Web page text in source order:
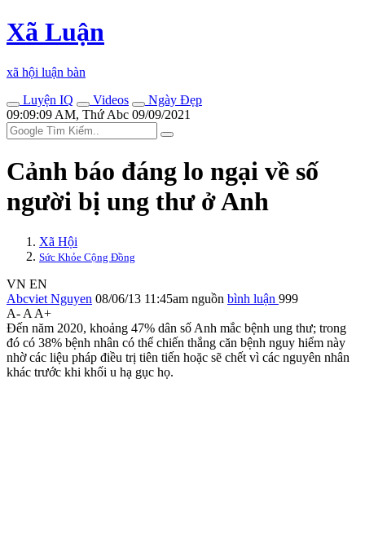
Xã Luận
xã hội luận bàn
Luyện IQ
Videos
Ngày Đẹp
09:09:09 AM, Thứ Abc 09/09/2021
Cảnh báo đáng lo ngại về số
người bị ung thư ở Anh
Xã Hội
Sức Khỏe Cộng Đồng
VN EN
Abcviet Nguyen 08/06/13 11:45am nguồn bình luận 999
A- A A+
Đến năm 2020, khoảng 47% dân số Anh mắc bệnh ung thư; trong
đó có 38% bệnh nhân có thể chiến thắng căn bệnh nguy hiểm này
nhờ các liệu pháp điều trị tiên tiến hoặc sẽ chết vì các nguyên nhân
khác trước khi khối u hạ gục họ.